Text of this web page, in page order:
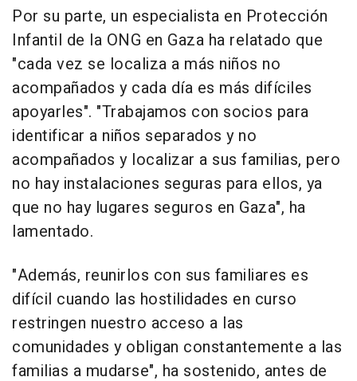
Por su parte, un especialista en Protección
Infantil de la ONG en Gaza ha relatado que
"cada vez se localiza a más niños no
acompañados y cada día es más difíciles
apoyarles". "Trabajamos con socios para
identificar a niños separados y no
acompañados y localizar a sus familias, pero
no hay instalaciones seguras para ellos, ya
que no hay lugares seguros en Gaza", ha
lamentado.
"Además, reunirlos con sus familiares es
difícil cuando las hostilidades en curso
restringen nuestro acceso a las
comunidades y obligan constantemente a las
familias a mudarse", ha sostenido, antes de